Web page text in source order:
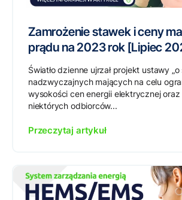
Zamrożenie stawek i ceny
prądu na 2023 rok [Lipiec
Światło dzienne ujrzał projekt ustawy
nadzwyczajnych mających na celu
wysokości cen energii elektrycznej oraz
niektórych odbiorców...
Przeczytaj artykuł